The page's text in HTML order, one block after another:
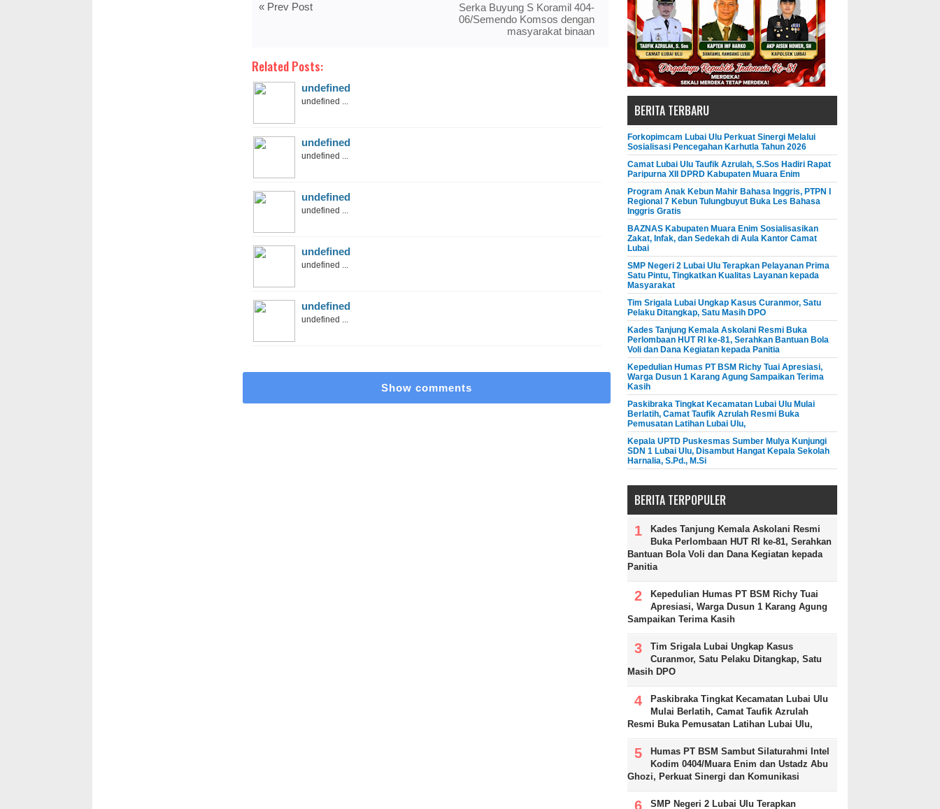
« Prev Post
Serka Buyung S Koramil 404-
06/Semendo Komsos dengan
masyarakat binaan
Related Posts:
undefined
undefined ...
undefined
undefined ...
undefined
undefined ...
undefined
undefined ...
undefined
undefined ...
Show comments
BERITA TERBARU
Forkopimcam Lubai Ulu Perkuat Sinergi Melalui
Sosialisasi Pencegahan Karhutla Tahun 2026
Camat Lubai Ulu Taufik Azrulah, S.Sos Hadiri Rapat
Paripurna XII DPRD Kabupaten Muara Enim
Program Anak Kebun Mahir Bahasa Inggris, PTPN I
Regional 7 Kebun Tulungbuyut Buka Les Bahasa
Inggris Gratis
BAZNAS Kabupaten Muara Enim Sosialisasikan
Zakat, Infak, dan Sedekah di Aula Kantor Camat
Lubai
SMP Negeri 2 Lubai Ulu Terapkan Pelayanan Prima
Satu Pintu, Tingkatkan Kualitas Layanan kepada
Masyarakat
Tim Srigala Lubai Ungkap Kasus Curanmor, Satu
Pelaku Ditangkap, Satu Masih DPO
Kades Tanjung Kemala Askolani Resmi Buka
Perlombaan HUT RI ke-81, Serahkan Bantuan Bola
Voli dan Dana Kegiatan kepada Panitia
Kepedulian Humas PT BSM Richy Tuai Apresiasi,
Warga Dusun 1 Karang Agung Sampaikan Terima
Kasih
Paskibraka Tingkat Kecamatan Lubai Ulu Mulai
Berlatih, Camat Taufik Azrulah Resmi Buka
Pemusatan Latihan Lubai Ulu,
Kepala UPTD Puskesmas Sumber Mulya Kunjungi
SDN 1 Lubai Ulu, Disambut Hangat Kepala Sekolah
Harnalia, S.Pd., M.Si
BERITA TERPOPULER
Kades Tanjung Kemala Askolani Resmi
Buka Perlombaan HUT RI ke-81, Serahkan
Bantuan Bola Voli dan Dana Kegiatan kepada
Panitia
Kepedulian Humas PT BSM Richy Tuai
Apresiasi, Warga Dusun 1 Karang Agung
Sampaikan Terima Kasih
Tim Srigala Lubai Ungkap Kasus
Curanmor, Satu Pelaku Ditangkap, Satu
Masih DPO
Paskibraka Tingkat Kecamatan Lubai Ulu
Mulai Berlatih, Camat Taufik Azrulah
Resmi Buka Pemusatan Latihan Lubai Ulu,
Humas PT BSM Sambut Silaturahmi Intel
Kodim 0404/Muara Enim dan Ustadz Abu
Ghozi, Perkuat Sinergi dan Komunikasi
SMP Negeri 2 Lubai Ulu Terapkan